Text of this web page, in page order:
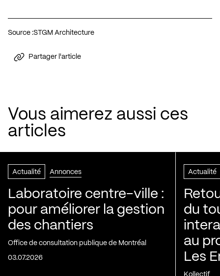
Source :STGM Architecture
Partager l'article
Vous aimerez aussi ces
articles
Actualité Annonces
Laboratoire centre-ville :
pour améliorer la gestion
des chantiers
Office de consultation publique de Montréal
03.07.2026
Actualité
du
au
Les
Kollectif